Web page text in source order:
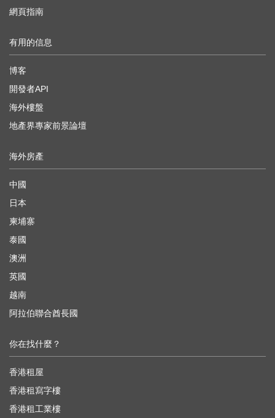
網頁指南
有用的信息
博客
開發者API
海外樓盤
地產界專家前景論壇
海外房產
中國
日本
柬埔寨
泰國
澳洲
英國
越南
阿拉伯聯合酋長國
你在找什麼？
香港租屋
香港租寫字樓
香港租工業樓